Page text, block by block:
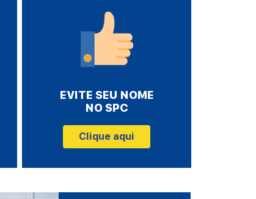
EVITE SEU NOME
NO SPC
Clique aqui